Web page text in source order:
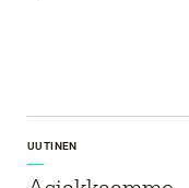
UUTINEN